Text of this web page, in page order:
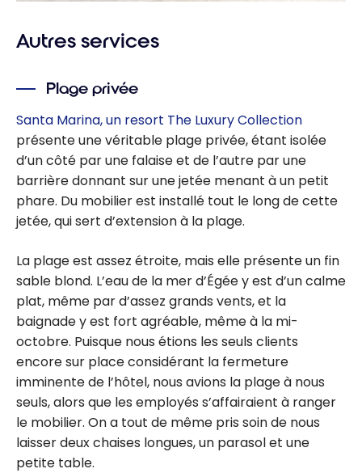
Autres services
Plage privée
Santa Marina, un resort The Luxury Collection
présente une véritable plage privée, étant isolée
d’un côté par une falaise et de l’autre par une
barrière donnant sur une jetée menant à un petit
phare. Du mobilier est installé tout le long de cette
jetée, qui sert d’extension à la plage.
La plage est assez étroite, mais elle présente un fin
sable blond. L’eau de la mer d’Égée y est d’un calme
plat, même par d’assez grands vents, et la
baignade y est fort agréable, même à la mi-
octobre. Puisque nous étions les seuls clients
encore sur place considérant la fermeture
imminente de l’hôtel, nous avions la plage à nous
seuls, alors que les employés s’affairaient à ranger
le mobilier. On a tout de même pris soin de nous
laisser deux chaises longues, un parasol et une
petite table.